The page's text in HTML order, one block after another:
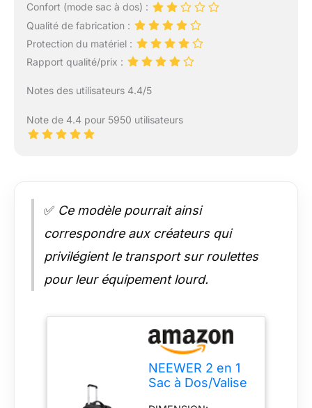
Confort (mode sac à dos) :
Qualité de fabrication :
Protection du matériel :
Rapport qualité/prix :
Notes des utilisateurs 4.4/5
Note de 4.4 pour 5950 utilisateurs
✅ Ce modèle pourrait ainsi
correspondre aux créateurs qui
privilégient le transport sur roulettes
pour leur équipement lourd.
NEEWER 2 en 1
Sac à Dos/Valise